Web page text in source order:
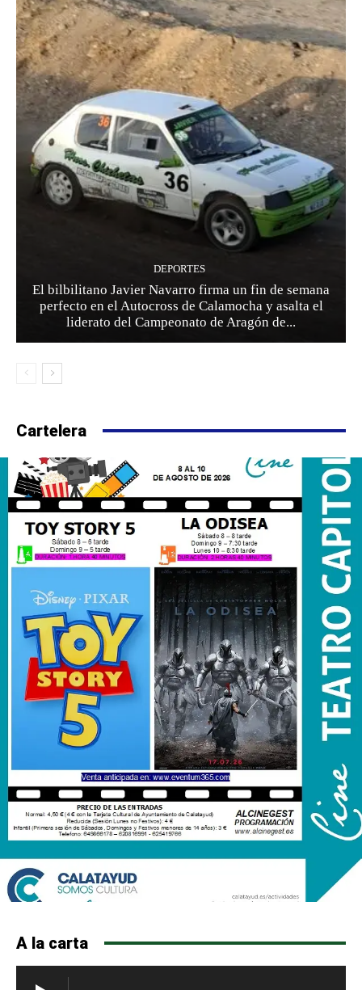
DEPORTES
El bilbilitano Javier Navarro firma un fin de semana
perfecto en el Autocross de Calamocha y asalta el
liderato del Campeonato de Aragón de...
Cartelera
A la carta